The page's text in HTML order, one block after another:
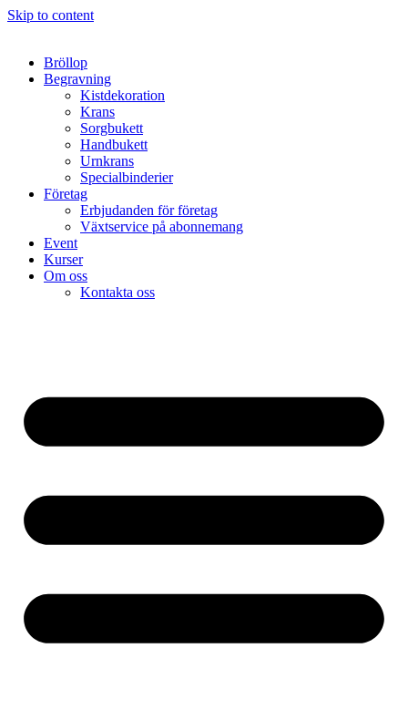
Skip to content
Bröllop
Begravning
Kistdekoration
Krans
Sorgbukett
Handbukett
Urnkrans
Specialbinderier
Företag
Erbjudanden för företag
Växtservice på abonnemang
Event
Kurser
Om oss
Kontakta oss